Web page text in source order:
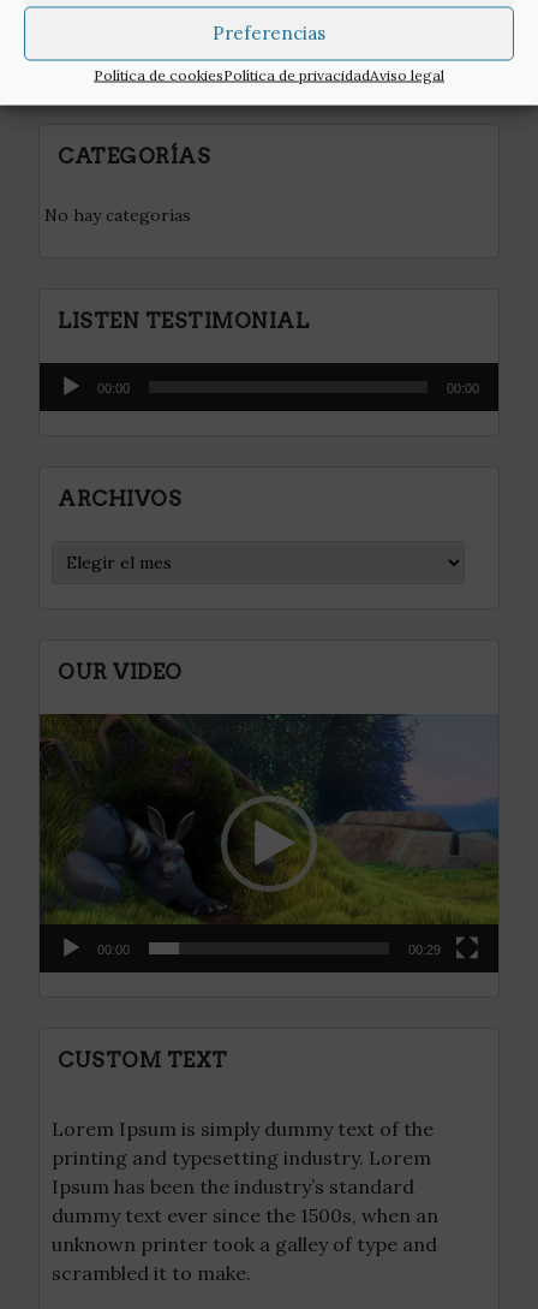
Preferencias
Política de cookiesPolítica de privacidadAviso legal
CATEGORÍAS
No hay categorías
LISTEN TESTIMONIAL
Reproductor
00:00 00:00
ARCHIVOS
OUR VIDEO
Reproductor
de
vídeo
00:00 00:29
CUSTOM TEXT
Lorem Ipsum is simply dummy text of the
printing and typesetting industry. Lorem
Ipsum has been the industry’s standard
dummy text ever since the 1500s, when an
unknown printer took a galley of type and
scrambled it to make.